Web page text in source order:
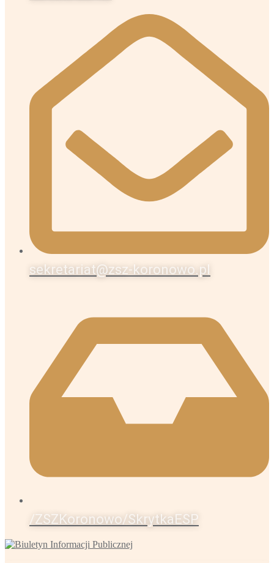
sekretariat@zsz-koronowo.pl
/ZSZKoronowo/SkrytkaESP